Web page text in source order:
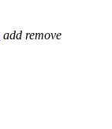
add remove